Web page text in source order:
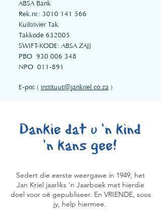
ABSA Bank
Rek.nr.: 3010 141 566
Kuilsrivier Tak
Takkode 632005
SWIFT-KODE: ABSA ZAJJ
PBO 930 006 348
NPO 011-891
E-pos ( instituut@jankriel.co.za )
Dankie dat u 'n kind
'n kans gee!
Sedert die eerste weergawe in 1949, het
Jan Kriel jaarliks 'n Jaarboek met hierdie
doel voor oë gepubliseer. En VRIENDE, soos
jy, help hiermee.